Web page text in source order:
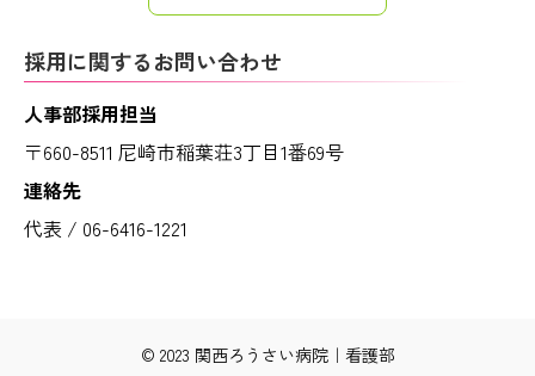
採用に関するお問い合わせ
人事部採用担当
〒660-8511 尼崎市稲葉荘3丁目1番69号
連絡先
代表 / 06-6416-1221
© 2023 関西ろうさい病院｜看護部